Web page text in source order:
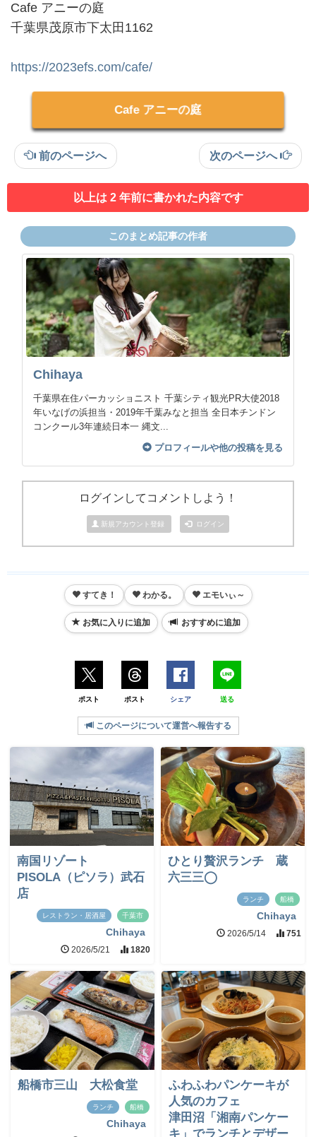
Cafe アニーの庭
千葉県茂原市下太田1162
https://2023efs.com/cafe/
Cafe アニーの庭
前のページへ 次のページへ
以上は 2 年前に書かれた内容です
このまとめ記事の作者
Chihaya
千葉県在住パーカッショニスト 千葉シティ観光PR大使2018
年いなげの浜担当・2019年千葉みなと担当 全日本チンドン
コンクール3年連続日本一 縄文...
プロフィールや他の投稿を見る
ログインしてコメントしよう！
新規アカウント登録 ログイン
すてき！ わかる。 エモいぃ～
お気に入りに追加 おすすめに追加
ポスト ポスト シェア 送る
このページについて運営へ報告する
南国リゾート
PISOLA（ピソラ）武石
店
レストラン・居酒屋 千葉市
Chihaya
2026/5/21 1820
ひとり贅沢ランチ 蔵
六三三◯
ランチ 船橋
Chihaya
2026/5/14 751
船橋市三山 大松食堂
ランチ 船橋
Chihaya
ふわふわパンケーキが
人気のカフェ
津田沼「湘南パンケー
キ」でランチとデザー